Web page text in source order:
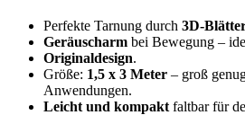
Perfekte Tarnung durch 3D-
Geräuscharm bei Bewegung –
Originaldesign.
Größe: 1,5 x 3 Meter – groß
Anwendungen.
Leicht und kompakt faltbar für